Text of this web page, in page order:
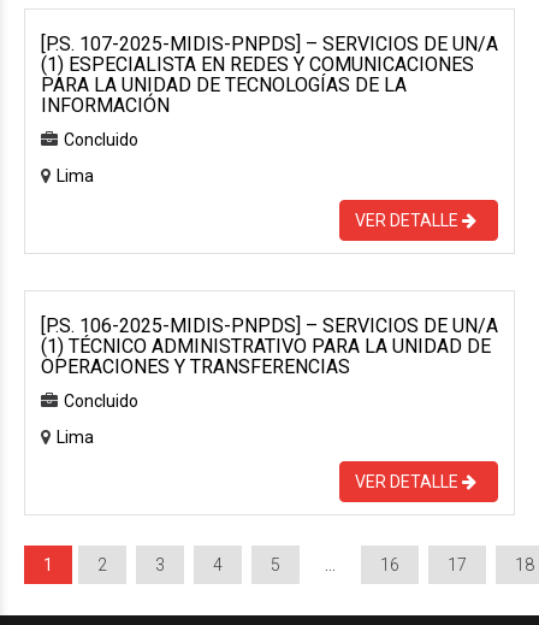
[P.S. 107-2025-MIDIS-PNPDS] – SERVICIOS DE UN/A
(1) ESPECIALISTA EN REDES Y COMUNICACIONES
PARA LA UNIDAD DE TECNOLOGÍAS DE LA
INFORMACIÓN
Concluido
Lima
VER DETALLE
[P.S. 106-2025-MIDIS-PNPDS] – SERVICIOS DE UN/A
(1) TÉCNICO ADMINISTRATIVO PARA LA UNIDAD DE
OPERACIONES Y TRANSFERENCIAS
Concluido
Lima
VER DETALLE
1 2 3 4 5 16 17 18